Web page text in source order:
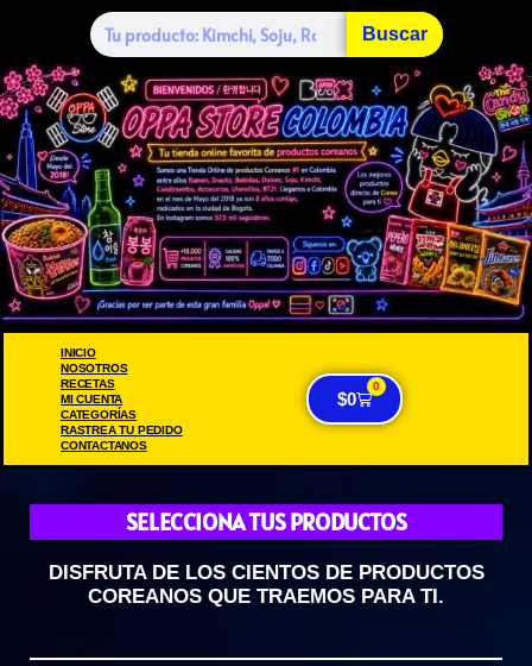
Buscar
INICIO
NOSOTROS
RECETAS
MI CUENTA
CATEGORÍAS
RASTREA TU PEDIDO
CONTACTANOS
$0
0
SELECCIONA TUS PRODUCTOS
DISFRUTA DE LOS CIENTOS DE PRODUCTOS
COREANOS QUE TRAEMOS PARA TI.